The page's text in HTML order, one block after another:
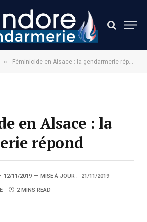
» Féminicide en Alsace : la gendarmerie répond
en Alsace : la
répond
12/11/2019 MISE À JOUR : 21/11/2019
2 MINS READ